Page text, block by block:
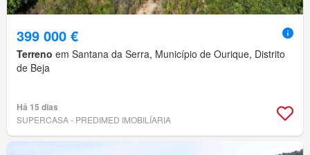
399 000 €
Terreno em Santana da Serra, Município de Ourique, Distrito
de Beja
Há 15 dias
SUPERCASA - PREDIMED IMOBILÍARIA